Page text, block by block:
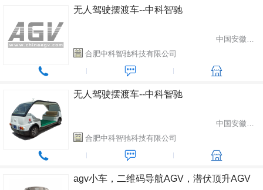
无人驾驶摆渡车--中科智驰
中国安徽省合肥市
合肥中科智驰科技有限公司
无人驾驶摆渡车--中科智驰
中国安徽省合肥市
合肥中科智驰科技有限公司
agv小车，二维码导航AGV，潜伏顶升AGV